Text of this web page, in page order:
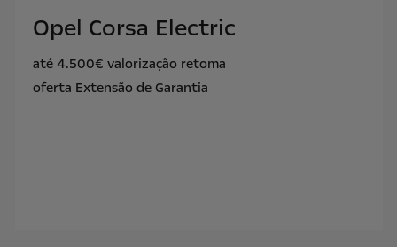
Opel Corsa Electric
até 4.500€ valorização retoma
oferta Extensão de Garantia